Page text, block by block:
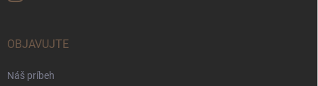
OBJAVUJTE
Náš príbeh